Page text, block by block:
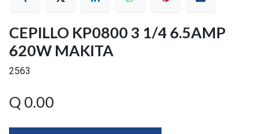
CEPILLO KP0800 3 1/4 6.5AMP
620W MAKITA
2563
Q 0.00